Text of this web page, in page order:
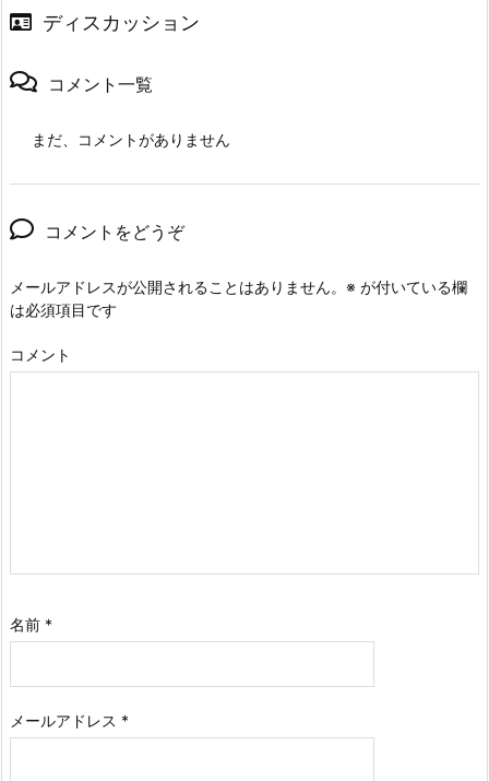
ディスカッション
コメント一覧
まだ、コメントがありません
コメントをどうぞ
メールアドレスが公開されることはありません。 ※ が付いている欄
は必須項目です
コメント
名前 *
メールアドレス *